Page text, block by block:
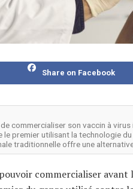
Share on Facebook
commercialiser son vaccin à
le premier utilisant la technologie
traditionnelle offre une
commercialiser avant